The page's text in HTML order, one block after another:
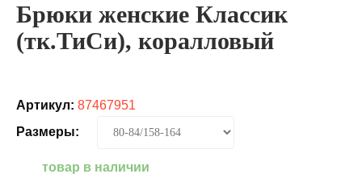
Брюки женские Классик
(тк.ТиСи), коралловый
Артикул: 87467951
Размеры:
товар в наличии